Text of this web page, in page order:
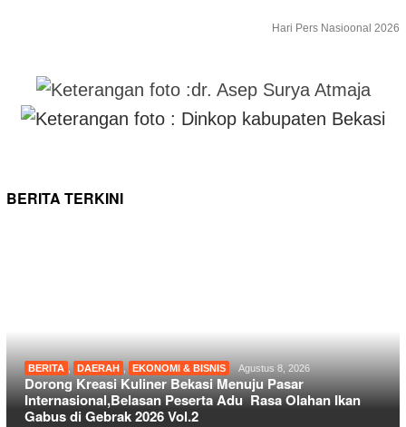
Hari Pers Nasioonal 2026
BERITA TERKINI
BERITA DAERAH EKONOMI & BISNIS Agustus 8, 2026
Dorong Kreasi Kuliner Bekasi Menuju Pasar
Internasional,Belasan Peserta Adu Rasa Olahan Ikan
Gabus di Gebrak 2026 Vol.2